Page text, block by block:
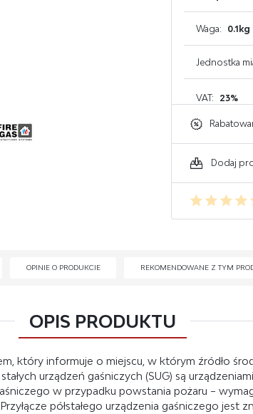
ELEKTRONIKI
Waga: 0.1kg
Jednostka
VAT: 23%
Dodaj
OPINIE O PRODUKCIE REKOMENDOWANE Z TYM
OPIS PRODUKTU
który informuje o miejscu, w którym źródło
urządzeń gaśniczych (SUG) są
w przypadku powstania pożaru –
półstałego urządzenia gaśniczego